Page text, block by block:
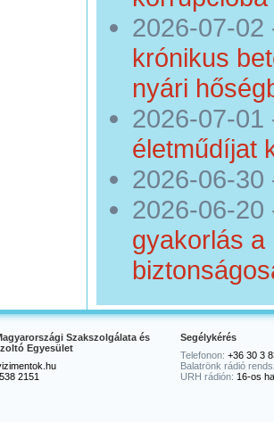
2026-07-02
krónikus
nyári
2026-07-01
életműdíjat
2026-06-30
2026-06-20
gyakorlás a
Szakszolgálata és
Egyesület
2151
Segélykérés
Telefonon: +36 30 3
Balatrönk rádió
URH rádión: 16-os